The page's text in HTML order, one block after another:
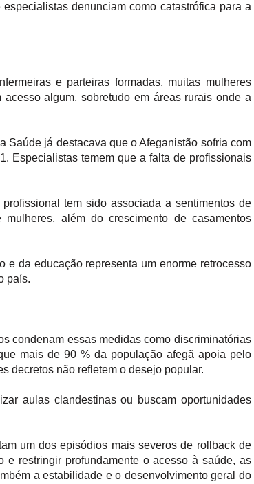
denunciam como catastrófica para a
e parteiras formadas, muitas mulheres
algum, sobretudo em áreas rurais onde a
Saúde já destacava que o Afeganistão sofria com
Especialistas temem que a falta de profissionais
tem sido associada a sentimentos de
além do crescimento de casamentos
e da educação representa um enorme retrocesso
país.
condenam essas medidas como discriminatórias
mais de 90 % da população afegã apoia pelo
decretos não refletem o desejo popular.
aulas clandestinas ou buscam oportunidades
um dos episódios mais severos de rollback de
restringir profundamente o acesso à saúde, as
a estabilidade e o desenvolvimento geral do